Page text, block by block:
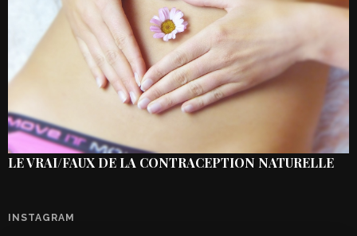
LE VRAI/FAUX DE LA CONTRACEPTION NATURELLE
INSTAGRAM